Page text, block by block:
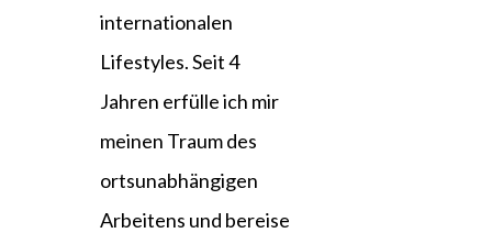
internationalen
Lifestyles. Seit 4
Jahren erfülle ich mir
meinen Traum des
ortsunabhängigen
Arbeitens und bereise